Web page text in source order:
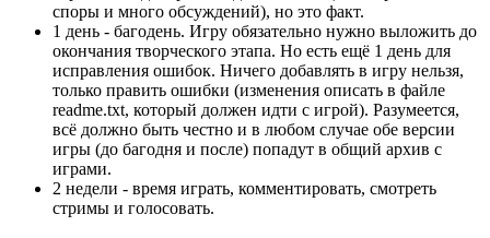
споры и много обсуждений), но это факт.
1 день - багодень. Игру обязательно нужно выложить до
окончания творческого этапа. Но есть ещё 1 день для
исправления ошибок. Ничего добавлять в игру нельзя,
только править ошибки (изменения описать в файле
readme.txt, который должен идти с игрой). Разумеется,
всё должно быть честно и в любом случае обе версии
игры (до багодня и после) попадут в общий архив с
играми.
2 недели - время играть, комментировать, смотреть
стримы и голосовать.